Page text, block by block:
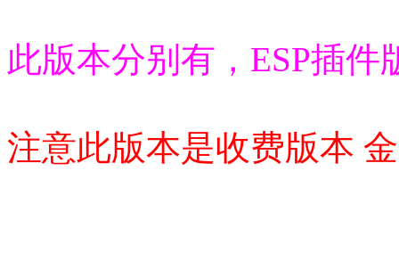
此版本分别有，ESP插
注意此版本是收费版本